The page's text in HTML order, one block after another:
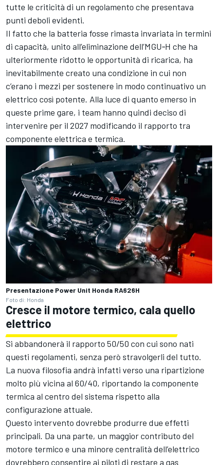
tutte le criticità di un regolamento che presentava
punti deboli evidenti.
Il fatto che la batteria fosse rimasta invariata in termini
di capacità, unito all’eliminazione dell’MGU‑H che ha
ulteriormente ridotto le opportunità di ricarica, ha
inevitabilmente creato una condizione in cui non
c’erano i mezzi per sostenere in modo continuativo un
elettrico così potente. Alla luce di quanto emerso in
queste prime gare, i team hanno quindi deciso di
intervenire per il 2027 modificando il rapporto tra
componente elettrica e termica.
Presentazione Power Unit Honda RA626H
Foto di: Honda
Cresce il motore termico, cala quello
elettrico
Si abbandonerà il rapporto 50/50 con cui sono nati
questi regolamenti, senza però stravolgerli del tutto.
La nuova filosofia andrà infatti verso una ripartizione
molto più vicina al 60/40, riportando la componente
termica al centro del sistema rispetto alla
configurazione attuale.
Questo intervento dovrebbe produrre due effetti
principali. Da una parte, un maggior contributo del
motore termico e una minore centralità dell’elettrico
dovrebbero consentire ai piloti di restare a gas